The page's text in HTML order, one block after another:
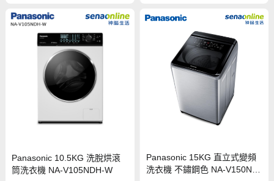
Panasonic 10.5KG 洗脫烘滾
筒洗衣機 NA-V105NDH-W
Panasonic 15KG 直立式變頻
洗衣機 不鏽鋼色 NA-V150NM